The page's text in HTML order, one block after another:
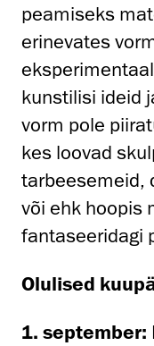
peamiseks
erinevates
kunstilisi ideid
vorm pole
kes loovad
tarbeesemeid,
või ehk hoopis
fantaseeridagi
Olulised
1. september: